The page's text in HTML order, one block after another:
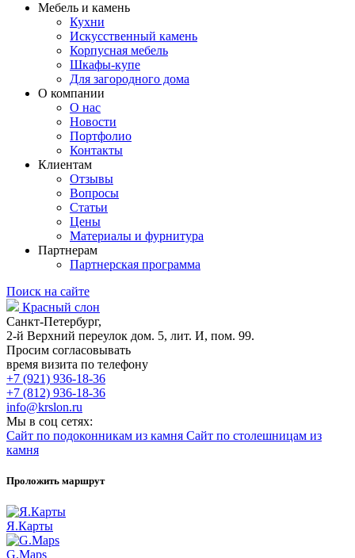
Мебель и камень
Кухни
Искусственный камень
Корпусная мебель
Шкафы-купе
Для загородного дома
О компании
О нас
Новости
Портфолио
Контакты
Клиентам
Отзывы
Вопросы
Статьи
Цены
Материалы и фурнитура
Партнерам
Партнерская программа
Поиск на сайте
Красный слон
Санкт-Петербург,
2-й Верхний переулок дом. 5, лит. И, пом. 99.
Просим согласовывать
время визита по телефону
+7 (921) 936-18-36
+7 (812) 936-18-36
info@krslon.ru
Мы в соц сетях:
Сайт по подоконникам из камня Сайт по столешницам из
камня
Проложить маршрут
Я.Карты
G.Maps